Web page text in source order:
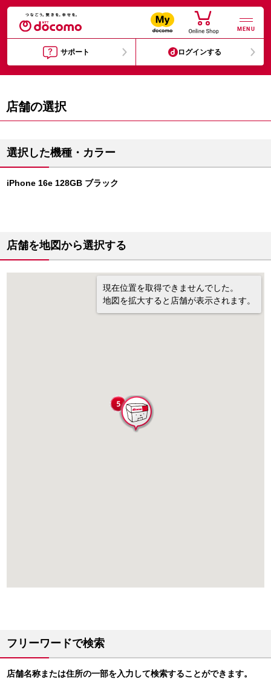
MENU
サポート ログインする
店舗の選択
選択した機種・カラー
iPhone 16e 128GB ブラック
店舗を地図から選択する
現在位置を取得できませんでした。
地図を拡大すると店舗が表示されます。
フリーワードで検索
店舗名称または住所の一部を入力して検索することができます。